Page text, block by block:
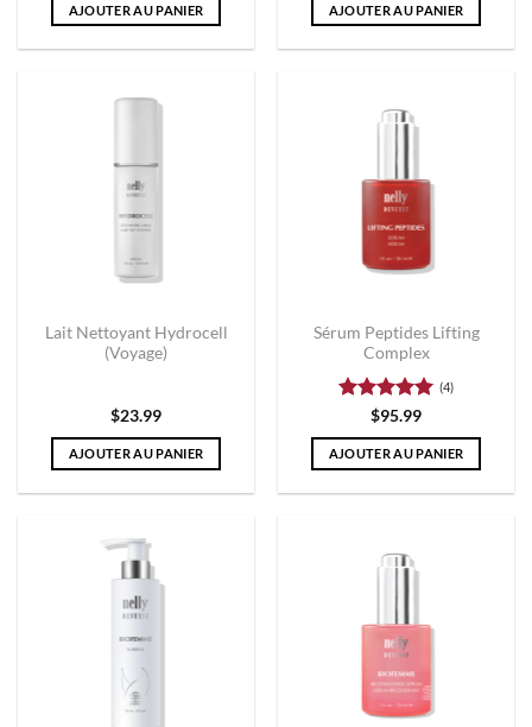
AJOUTER AU PANIER AJOUTER AU PANIER
Lait Nettoyant Hydrocell
(Voyage)
$23.99
AJOUTER AU PANIER
Sérum Peptides Lifting
Complex
Note5sur
5
(4)
$95.99
AJOUTER AU PANIER